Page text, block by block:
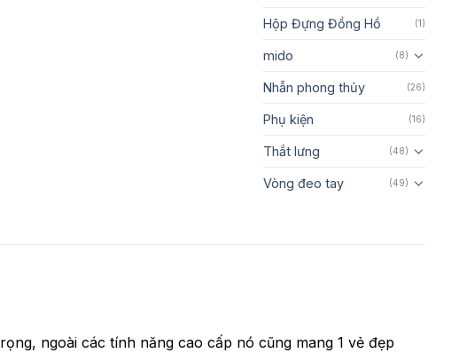
Hộp Đựng Đồng Hồ (1)
mido (8)
Nhẫn phong thủy (26)
Phụ kiện (16)
Thắt lưng (48)
Vòng đeo tay (49)
ngoài các tính năng cao cấp nó cũng mang 1 vẻ đẹp